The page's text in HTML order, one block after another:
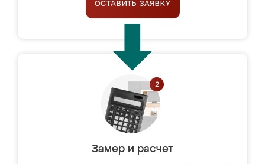
ОСТАВИТЬ ЗАЯВКУ
Замер и расчет